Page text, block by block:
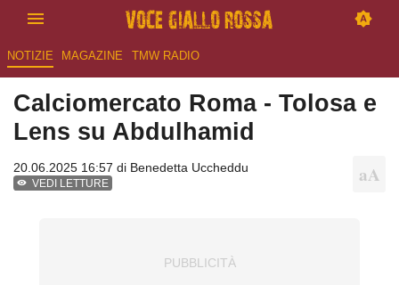
NOTIZIE MAGAZINE TMW RADIO
Calciomercato Roma - Tolosa e
Lens su Abdulhamid
20.06.2025 16:57 di Benedetta Uccheddu
VEDI LETTURE